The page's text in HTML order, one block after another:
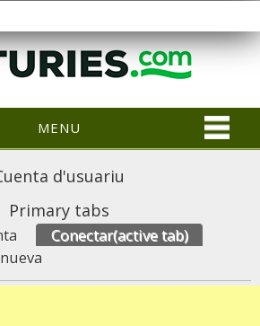
MENU
d'usuariu
Primary tabs
Conectar(active tab)